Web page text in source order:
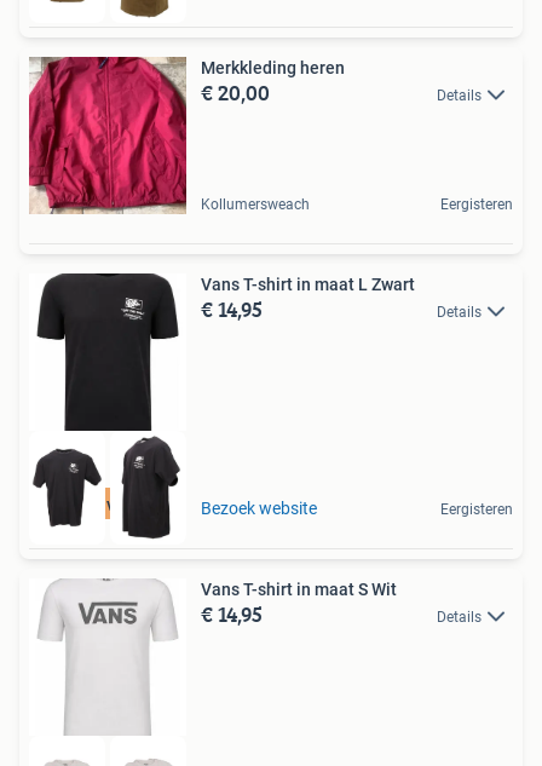
Merkkleding heren
€ 20,00 Details
Kollumersweach Eergisteren
Tot 75% voordeel
Vans T-shirt in maat L Zwart
€ 14,95 Details
Bezoek website Eergisteren
Vans T-shirt in maat S Wit
€ 14,95 Details